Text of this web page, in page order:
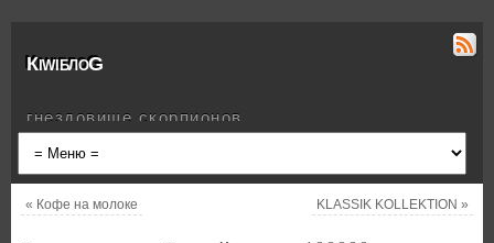
КiwiблоG
гнездовище скорпионов
« Кофе на молоке KLASSIK KOLLEKTION»